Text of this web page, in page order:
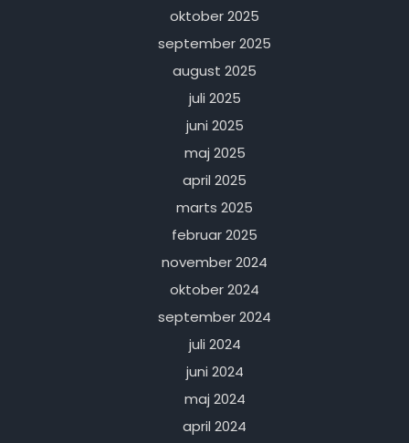
oktober 2025
september 2025
august 2025
juli 2025
juni 2025
maj 2025
april 2025
marts 2025
februar 2025
november 2024
oktober 2024
september 2024
juli 2024
juni 2024
maj 2024
april 2024